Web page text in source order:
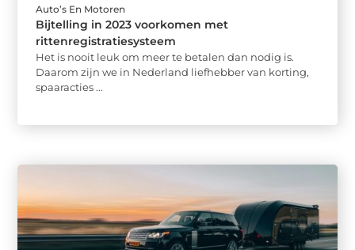
Auto’s En Motoren
Bijtelling in 2023 voorkomen met
rittenregistratiesysteem
Het is nooit leuk om meer te betalen dan nodig is.
Daarom zijn we in Nederland liefhebber van korting,
spaaracties ...